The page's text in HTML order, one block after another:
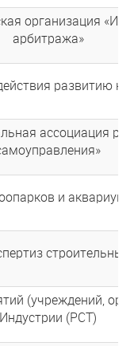
организация
арбитража»
развитию
ассоциация
и
строительных
(учреждений,
Индустрии (РСТ)